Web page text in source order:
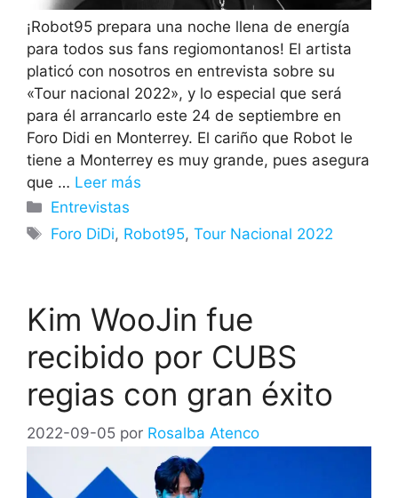
¡Robot95 prepara una noche llena de energía
para todos sus fans regiomontanos! El artista
platicó con nosotros en entrevista sobre su
«Tour nacional 2022», y lo especial que será
para él arrancarlo este 24 de septiembre en
Foro Didi en Monterrey. El cariño que Robot le
tiene a Monterrey es muy grande, pues asegura
que … Leer más
Categorías
Entrevistas
Etiquetas
Foro DiDi, Robot95,Tour Nacional 2022
Kim WooJin fue
recibido por CUBS
regias con gran éxito
2022-09-05 por Rosalba Atenco